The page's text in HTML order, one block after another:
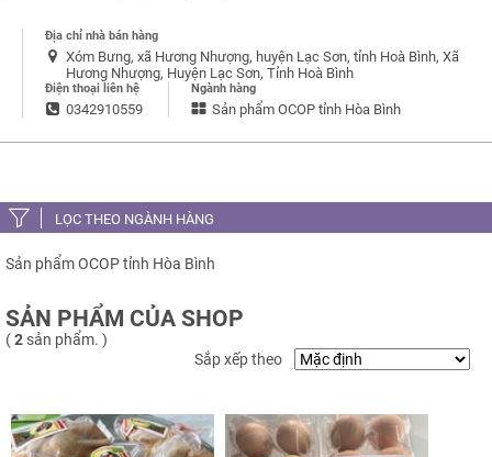
Địa chỉ nhà bán hàng
Xóm Bưng, xã Hương Nhượng, huyện Lạc Sơn, tỉnh Hoà Bình, Xã
Hương Nhượng, Huyện Lạc Sơn, Tỉnh Hoà Bình
Điện thoại liên hệ
0342910559
Ngành hàng
Sản phẩm OCOP tỉnh Hòa Bình
LỌC THEO NGÀNH HÀNG
Sản phẩm OCOP tỉnh Hòa Bình
SẢN PHẨM CỦA SHOP
(2 sản phẩm. )
Sắp xếp theo